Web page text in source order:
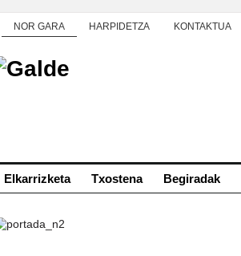
NOR GARA HARPIDETZA KONTAKTUA
Elkarrizketa Txostena Begiradak